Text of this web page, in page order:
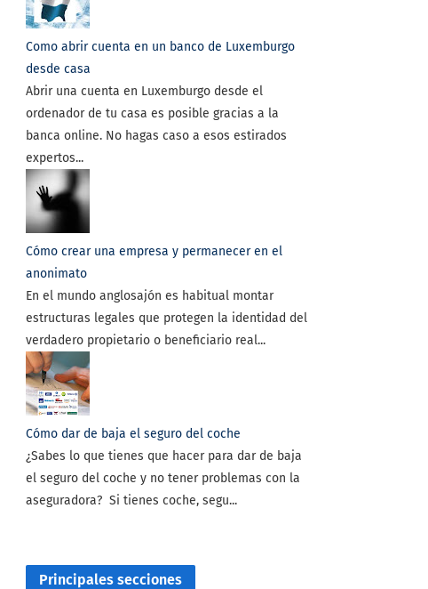
Como abrir cuenta en un banco de Luxemburgo
desde casa
Abrir una cuenta en Luxemburgo desde el
ordenador de tu casa es posible gracias a la
banca online. No hagas caso a esos estirados
expertos...
Cómo crear una empresa y permanecer en el
anonimato
En el mundo anglosajón es habitual montar
estructuras legales que protegen la identidad del
verdadero propietario o beneficiario real...
Cómo dar de baja el seguro del coche
¿Sabes lo que tienes que hacer para dar de baja
el seguro del coche y no tener problemas con la
aseguradora? Si tienes coche, segu...
Principales secciones